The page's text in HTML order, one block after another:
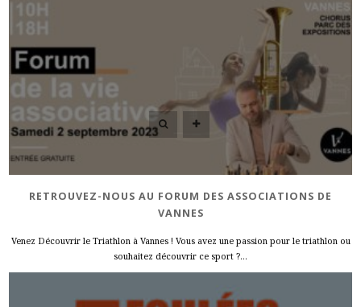
RETROUVEZ-NOUS AU FORUM DES ASSOCIATIONS DE
VANNES
Venez Découvrir le Triathlon à Vannes ! Vous avez une passion pour le triathlon ou
souhaitez découvrir ce sport ?...